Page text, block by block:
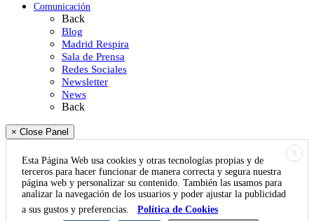
Comunicación
Back
Blog
Madrid Respira
Sala de Prensa
Redes Sociales
Newsletter
News
Back
× Close Panel
X
Esta Página Web usa cookies y otras tecnologías propias y de
terceros para hacer funcionar de manera correcta y segura nuestra
página web y personalizar su contenido. También las usamos para
analizar la navegación de los usuarios y poder ajustar la publicidad
a sus gustos y preferencias.
Política de Cookies